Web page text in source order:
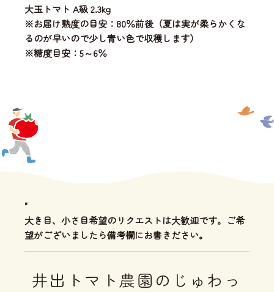
大玉トマト A級 2.3kg
※お届け熟度の目安：80％前後（夏は実が柔らかくな
るのが早いので少し青い色で収穫します）
※糖度目安：5～6％
"
大き目、小さ目希望のリクエストは大歓迎です。ご希
望がございましたら備考欄にお書きださい。
井出トマト農園のじゅわっ